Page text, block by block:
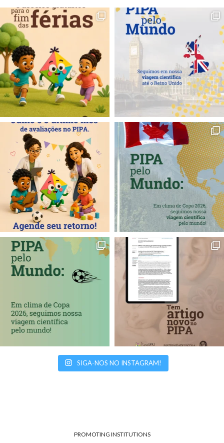
SIGA-NOS NO INSTAGRAM!
PROMOTING INSTITUTIONS